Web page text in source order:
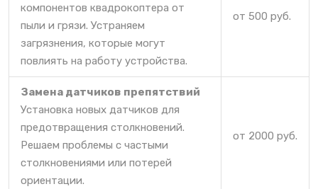
компонентов квадрокоптера от
пыли и грязи. Устраняем
загрязнения, которые могут
повлиять на работу устройства.
от 500 руб.
Замена датчиков препятствий
Установка новых датчиков для
предотвращения столкновений.
Решаем проблемы с частыми
столкновениями или потерей
ориентации.
от 2000 руб.